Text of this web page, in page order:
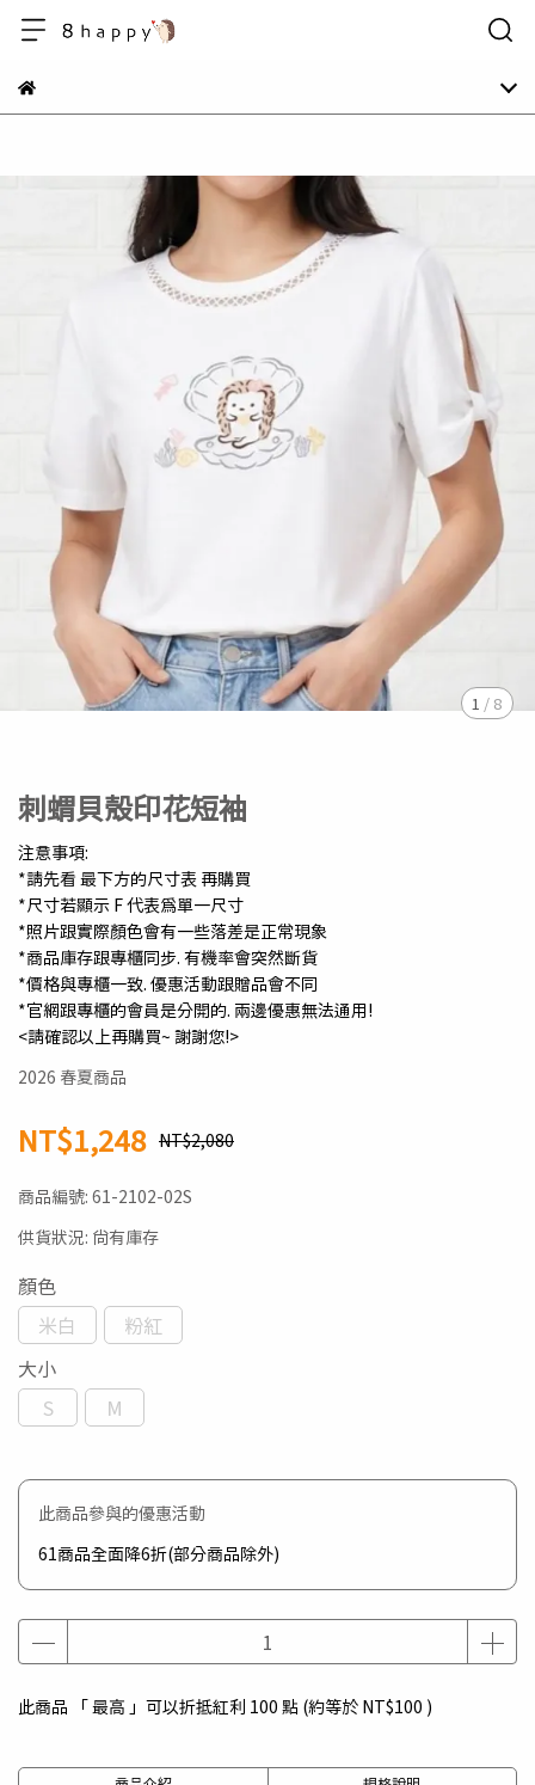
1 / 8
刺蝟貝殼印花短袖
注意事項:
*請先看 最下方的尺寸表 再購買
*尺寸若顯示 F 代表為單一尺寸
*照片跟實際顏色會有一些落差是正常現象
*商品庫存跟專櫃同步. 有機率會突然斷貨
*價格與專櫃一致. 優惠活動跟贈品會不同
*官網跟專櫃的會員是分開的. 兩邊優惠無法通用!
<請確認以上再購買~ 謝謝您!>
2026 春夏商品
NT$1,248 NT$2,080
商品編號: 61-2102-02S
供貨狀況: 尚有庫存
顏色
米白
粉紅
大小
S
M
此商品參與的優惠活動
61商品全面降6折(部分商品除外)
此商品 「 最高 」可以折抵紅利 100 點 (約等於 NT$100 )